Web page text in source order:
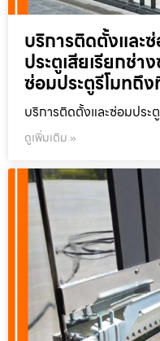
บริการติดตั้งและ
ประตูเสียเรียกช่า
ซ่อมประตูรีโมทถึ
บริการติดตั้งและซ่อมประ
ดูเพิ่มเติม »